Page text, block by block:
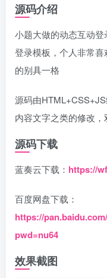
源码介绍
小题大做的动态互动
登录模板，个人非常
的别具一格
源码由
内容文字之类的修改
源码下载
蓝奏云下载： https://
百度网盘下载：
https://
pwd=nu64
效果截图